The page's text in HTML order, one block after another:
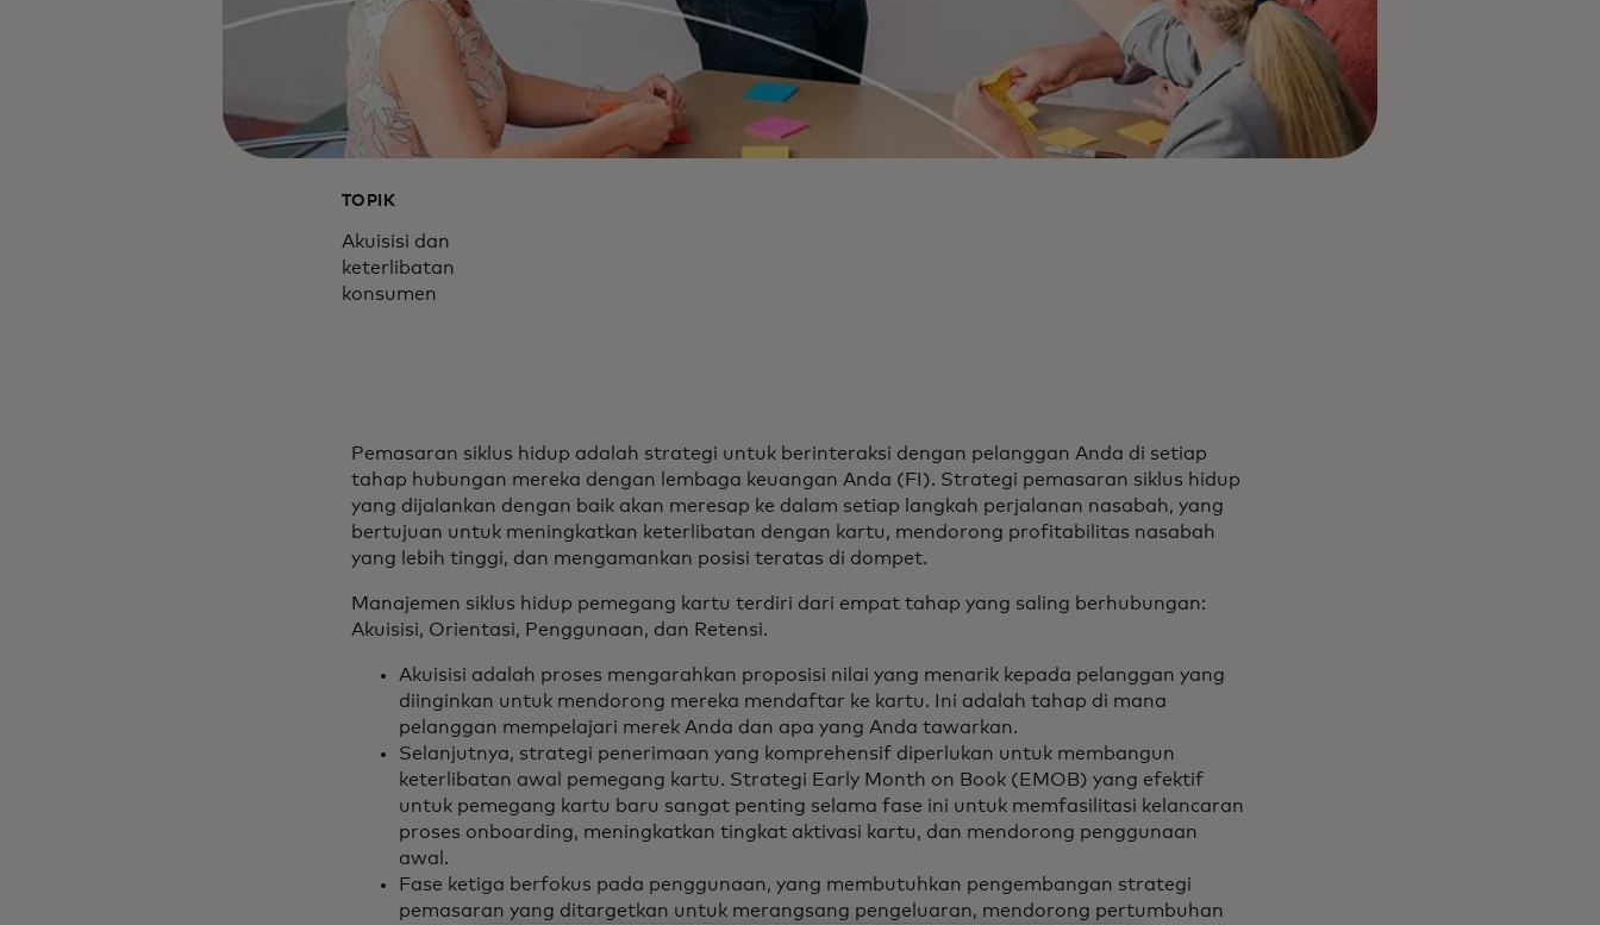
TOPIK
Akuisisi dan
keterlibatan
konsumen
Pemasaran siklus hidup adalah strategi untuk berinteraksi dengan pelanggan Anda di setiap
tahap hubungan mereka dengan lembaga keuangan Anda (FI). Strategi pemasaran siklus hidup
yang dijalankan dengan baik akan meresap ke dalam setiap langkah perjalanan nasabah, yang
bertujuan untuk meningkatkan keterlibatan dengan kartu, mendorong profitabilitas nasabah
yang lebih tinggi, dan mengamankan posisi teratas di dompet.
Manajemen siklus hidup pemegang kartu terdiri dari empat tahap yang saling berhubungan:
Akuisisi, Orientasi, Penggunaan, dan Retensi.
Akuisisi adalah proses mengarahkan proposisi nilai yang menarik kepada pelanggan yang
diinginkan untuk mendorong mereka mendaftar ke kartu. Ini adalah tahap di mana
pelanggan mempelajari merek Anda dan apa yang Anda tawarkan.
Selanjutnya, strategi penerimaan yang komprehensif diperlukan untuk membangun
keterlibatan awal pemegang kartu. Strategi Early Month on Book (EMOB) yang efektif
untuk pemegang kartu baru sangat penting selama fase ini untuk memfasilitasi kelancaran
proses onboarding, meningkatkan tingkat aktivasi kartu, dan mendorong penggunaan
awal.
Fase ketiga berfokus pada penggunaan, yang membutuhkan pengembangan strategi
pemasaran yang ditargetkan untuk merangsang pengeluaran, mendorong pertumbuhan